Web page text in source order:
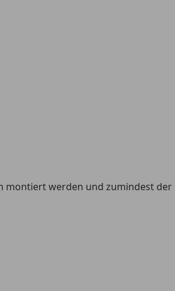
montiert werden und zumindest der